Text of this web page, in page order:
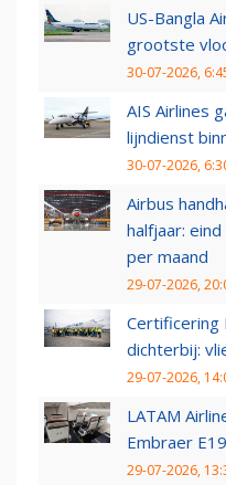
US-Bangla
grootste
30-07-2026,
AIS Airlines
lijndienst
30-07-2026,
Airbus
halfjaar:
per maand
29-07-2026,
Certificering
dichterbij:
29-07-2026,
LATAM
Embraer
29-07-2026,